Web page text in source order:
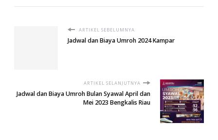
ARTIKEL SEBELUMNYA
Jadwal dan Biaya Umroh 2024 Kampar
ARTIKEL SELANJUTNYA
Jadwal dan Biaya Umroh Bulan Syawal April dan
Mei 2023 Bengkalis Riau